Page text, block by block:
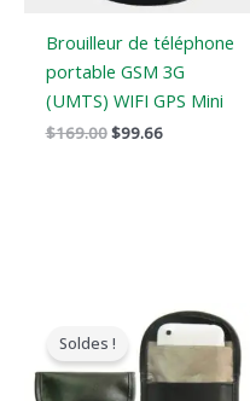
Brouilleur de téléphone
portable GSM 3G
(UMTS) WIFI GPS Mini
$169.00$99.66
Soldes !original
était
:
Le
prix
actuel
est